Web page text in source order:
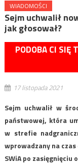
WIADOMOŚCI
Sejm uchwalił
jak głosował?
PODOBA CI SIĘ
17 listopada 2021
Sejm uchwalił w
państwowej, która
w strefie
wprowadzany na
SWiA po zasięgnięciu